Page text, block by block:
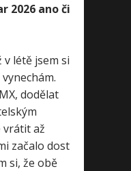
2026 ano či
v létě jsem si
dodělat
vrátit až
začalo dost
si, že obě